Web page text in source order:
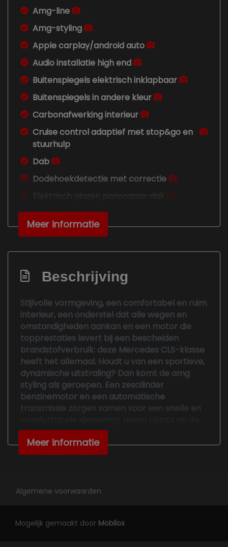
Amg-line
Amg-styling
Apple carplay/android auto
Audio installatie high end
Buitenspiegels elektrisch inklapbaar
Buitenspiegels in andere kleur
Carbonafwerking interieur
Cruise control adaptief met stop&go en
stuurhulp
Dab
Dodehoekdetectie met correctie
Elektrisch verstelb. bestuurdersstoel
met geheugen
geheugen
Extra getint glas achter
Isofix bevestiging voor kinderzitjes
Keyless entry
Led achterlichten
Led koplampen
Lederen interieur
Lichtmetalen velgen meer-spaaks 20"
Luxe lederen bekleding
Navigatiesysteem full map + hard disk
Panoramadak
Sportstuur
Meer informatie
Beschrijving
Stijlvolle vormgeving, een comfortabel en ruim
interieur, een onderstel dat alle wegen en
omstandigheden aankan en een motor die
topprestaties levert bij een bescheiden
brandstofverbruik: deze Mercedes CLS-klasse
heeft het allemaal. Houdt u van een sportieve,
dynamische uitstraling? Dan komt de amg
styling als geroepen. Een zescilinder
benzinemotor en een automatische
transmissie zorgen samen voor een snelle en
comfortabele stoelen. Dankzij de elektrische
bediening en het geheugen is het eenvoudig
om hierin de beste zitpositie te vinden. Het
Met matrix LED-verlichting rijdt u eigenlijk altijd
de verlichting zo dat tegenliggers er geen last
Meer informatie
Algemene voorwaarden
Mogelijk gemaakt door Mobilox